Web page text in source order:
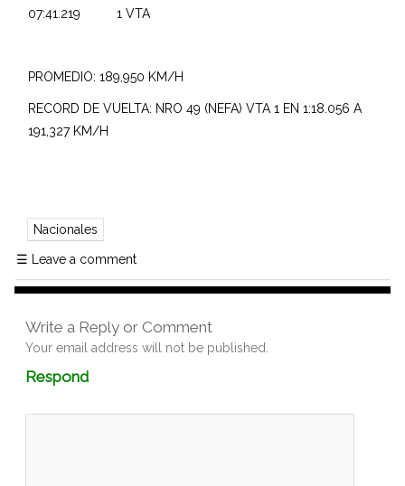
07:41.219 1 VTA
PROMEDIO: 189,950 KM/H
RECORD DE VUELTA: NRO 49 (NEFA) VTA 1 EN 1:18.056 A
191,327 KM/H
Nacionales
☰ Leave a comment
Write a Reply or Comment
Your email address will not be published.
RespondComment
box